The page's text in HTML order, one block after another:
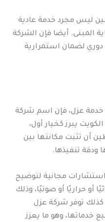
ليس مجرد خدمة عادية
المبنى. أيضا فإن الشركة
دوري لضمان استمرارية
عزل، فإن اسم شركة
يبرز كخيار أول،
أن تثبت مكانتها بين
ودقة تنفيذها.
مجانية لتوضيح
أو حراريًا أو صوتيًا، وذلك
توفر شركة عزل
خدماتها، وهو ما يعزز